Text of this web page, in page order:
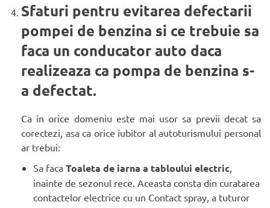
Sfaturi pentru evitarea defectarii
pompei de benzina si ce trebuie sa
faca un conducator auto daca
realizeaza ca pompa de benzina s-
a defectat.
Ca in orice domeniu este mai usor sa previi decat sa
corectezi, asa ca orice iubitor al autoturismului personal
ar trebui:
Sa faca Toaleta de iarna a tabloului electric
inainte de sezonul rece. Aceasta consta din curatarea
contactelor electrice cu un Contact spray, a tuturor